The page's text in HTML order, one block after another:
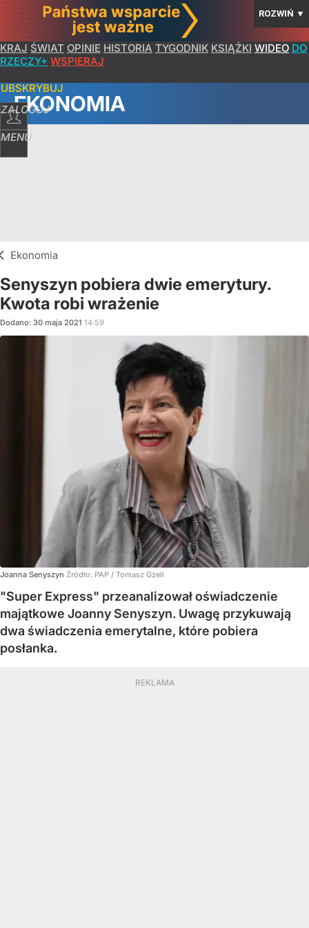
ROZWIŃ ▼
KRAJ ŚWIAT OPINIE HISTORIA TYGODNIK KSIĄŻKI WIDEO DO
RZECZY+ WSPIERAJ
ZALOGUJ
MENU
EKONOMIA
Ekonomia
Senyszyn pobiera dwie emerytury.
Kwota robi wrażenie
Dodano: 30 maja 2021 14:59
Joanna Senyszyn Źródło: PAP / Tomasz Gzell
"Super Express" przeanalizował oświadczenie
majątkowe Joanny Senyszyn. Uwagę przykuwają
dwa świadczenia emerytalne, które pobiera
posłanka.